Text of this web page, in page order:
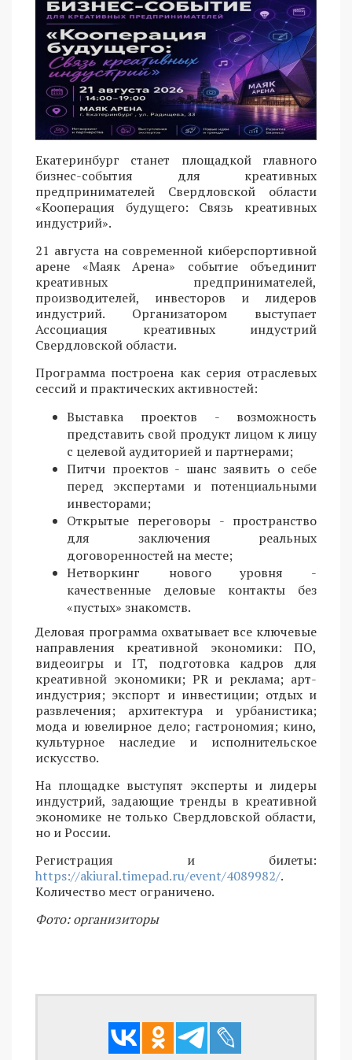
Екатеринбург станет площадкой главного
бизнес-события для креативных
предпринимателей Свердловской области
«Кооперация будущего: Связь креативных
индустрий».
21 августа на современной киберспортивной
арене «Маяк Арена» событие объединит
креативных предпринимателей,
производителей, инвесторов и лидеров
индустрий. Организатором выступает
Ассоциация креативных индустрий
Свердловской области.
Программа построена как серия отраслевых
сессий и практических активностей:
Выставка проектов - возможность
представить свой продукт лицом к лицу
с целевой аудиторией и партнерами;
Питчи проектов - шанс заявить о себе
перед экспертами и потенциальными
инвесторами;
Открытые переговоры - пространство
для заключения реальных
договоренностей на месте;
Нетворкинг нового уровня -
качественные деловые контакты без
«пустых» знакомств.
Деловая программа охватывает все ключевые
направления креативной экономики: ПО,
видеоигры и IT, подготовка кадров для
креативной экономики; PR и реклама; арт-
индустрия; экспорт и инвестиции; отдых и
развлечения; архитектура и урбанистика;
мода и ювелирное дело; гастрономия; кино,
культурное наследие и исполнительское
искусство.
На площадке выступят эксперты и лидеры
индустрий, задающие тренды в креативной
экономике не только Свердловской области,
но и России.
Регистрация и билеты:
https://akiural.timepad.ru/event/4089982/.
Количество мест ограничено.
Фото: организиторы